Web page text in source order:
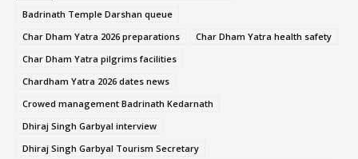
Badrinath Temple Darshan queue
Char Dham Yatra 2026 preparations
Char Dham Yatra health safety
Char Dham Yatra pilgrims facilities
Chardham Yatra 2026 dates news
Crowed management Badrinath Kedarnath
Dhiraj Singh Garbyal interview
Dhiraj Singh Garbyal Tourism Secretary